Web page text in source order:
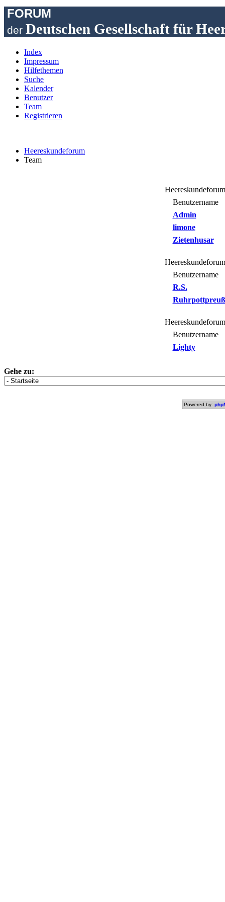
FORUM
der Deutschen Gesellschaft für
Index
Impressum
Hilfethemen
Suche
Kalender
Benutzer
Team
Registrieren
Heereskundeforum
Team
Benutzername
Admin
limone
Zietenhusar
Benutzername
R.S.
Benutzername
Lighty
Gehe zu:
Powered by: